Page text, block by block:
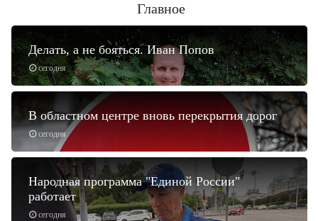
Главное
сегодня
Делать, а не бояться. Иван Попов
сегодня
В областном центре вновь перекрытия дорог
сегодня
Народная программа "Единой России"
работает